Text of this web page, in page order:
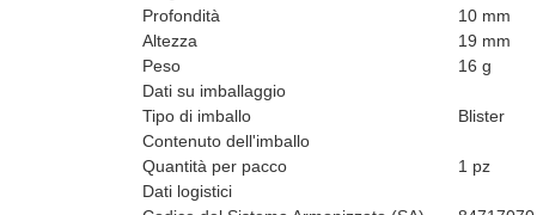
Profondità
10 mm
Altezza
19 mm
Peso
16 g
Dati su imballaggio
Tipo di imballo
Blister
Contenuto dell'imballo
Quantità per pacco
1 pz
Dati logistici